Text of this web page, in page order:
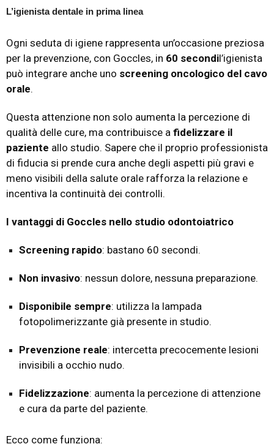
L’igienista dentale in prima linea
Ogni seduta di igiene rappresenta un’occasione preziosa
per la prevenzione, con Goccles, in 60 secondil’igienista
può integrare anche uno screening oncologico del cavo
orale.
Questa attenzione non solo aumenta la percezione di
qualità delle cure, ma contribuisce a fidelizzare il
paziente allo studio. Sapere che il proprio professionista
di fiducia si prende cura anche degli aspetti più gravi e
meno visibili della salute orale rafforza la relazione e
incentiva la continuità dei controlli.
I vantaggi di Goccles nello studio odontoiatrico
Screening rapido: bastano 60 secondi.
Non invasivo: nessun dolore, nessuna preparazione.
Disponibile sempre: utilizza la lampada
fotopolimerizzante già presente in studio.
Prevenzione reale: intercetta precocemente lesioni
invisibili a occhio nudo.
Fidelizzazione: aumenta la percezione di attenzione
e cura da parte del paziente.
Ecco come funziona: